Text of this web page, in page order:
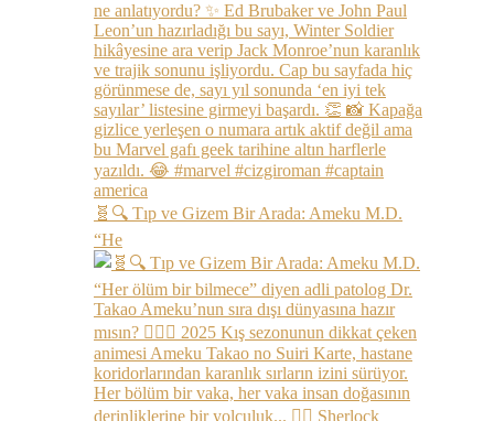
🧬🔍 Tıp ve Gizem Bir Arada: Ameku M.D.
“He